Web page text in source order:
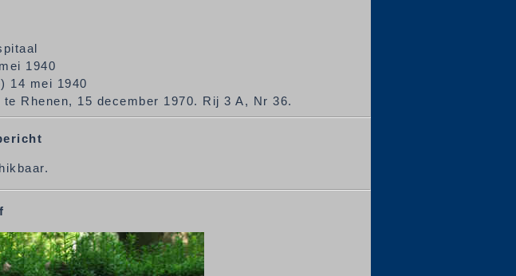
1940
14 mei 1940
Rhenen, 15 december 1970. Rij 3 A, Nr 36.